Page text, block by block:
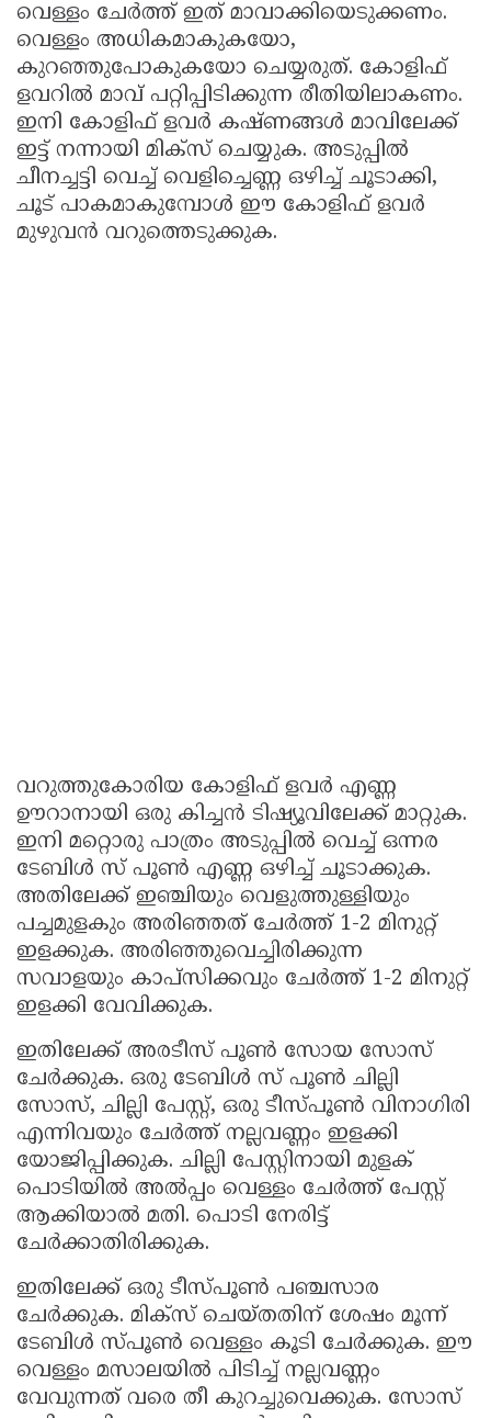
വെള്ളം ചേര്‍ത്ത് ഇത് മാവാക്കിയെടുക്കണം.
വെള്ളം അധികമാകുകയോ,
കുറഞ്ഞുപോകുകയോ ചെയ്യരുത്. കോളിഫ്
ളവറില്‍ മാവ് പറ്റിപ്പിടിക്കുന്ന രീതിയിലാകണം.
ഇനി കോളിഫ് ളവര്‍ കഷ്ണങ്ങള്‍ മാവിലേക്ക്
ഇട്ട് നന്നായി മിക്സ് ചെയ്യുക. അടുപ്പില്‍
ചീനച്ചട്ടി വെച്ച് വെളിച്ചെണ്ണ ഒഴിച്ച് ചൂടാക്കി,
ചൂട് പാകമാകുമ്പോള്‍ ഈ കോളിഫ് ളവര്‍
മുഴുവന്‍ വറുത്തെടുക്കുക.
വറുത്തുകോരിയ കോളിഫ് ളവര്‍ എണ്ണ
ഊറാനായി ഒരു കിച്ചന്‍ ടിഷ്യൂവിലേക്ക് മാറ്റുക.
ഇനി മറ്റൊരു പാത്രം അടുപ്പില്‍ വെച്ച് ഒന്നര
ടേബിള്‍ സ് പൂണ്‍ എണ്ണ ഒഴിച്ച് ചൂടാക്കുക.
അതിലേക്ക് ഇഞ്ചിയും വെളുത്തുള്ളിയും
പച്ചമുളകും അരിഞ്ഞത് ചേര്‍ത്ത് 1-2 മിനുറ്റ്
ഇളക്കുക. അരിഞ്ഞുവെച്ചിരിക്കുന്ന
സവാളയും കാപ്സിക്കവും ചേര്‍ത്ത് 1-2 മിനുറ്റ്
ഇളക്കി വേവിക്കുക.
ഇതിലേക്ക് അരടീസ് പൂണ്‍ സോയ സോസ്
ചേര്‍ക്കുക. ഒരു ടേബിള്‍ സ് പൂണ്‍ ചില്ലി
സോസ്, ചില്ലി പേസ്റ്റ്, ഒരു ടീസ്പൂണ്‍ വിനാഗിരി
എന്നിവയും ചേര്‍ത്ത് നല്ലവണ്ണം ഇളക്കി
യോജിപ്പിക്കുക. ചില്ലി പേസ്റ്റിനായി മുളക്
പൊടിയില്‍ അല്‍പ്പം വെള്ളം ചേര്‍ത്ത് പേസ്റ്റ്
ആക്കിയാല്‍ മതി. പൊടി നേരിട്ട്
ചേര്‍ക്കാതിരിക്കുക.
ഇതിലേക്ക് ഒരു ടീസ്പൂണ്‍ പഞ്ചസാര
ചേര്‍ക്കുക. മിക്സ് ചെയ്തതിന് ശേഷം മൂന്ന്
ടേബിള്‍ സ്പൂണ്‍ വെള്ളം കൂടി ചേര്‍ക്കുക. ഈ
വെള്ളം മസാലയില്‍ പിടിച്ച് നല്ലവണ്ണം
വേവുന്നത് വരെ തീ കുറച്ചുവെക്കുക. സോസ്